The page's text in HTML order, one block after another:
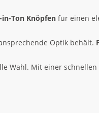
Ton Knöpfen für einen
Optik behält.
Wahl. Mit einer schnellen